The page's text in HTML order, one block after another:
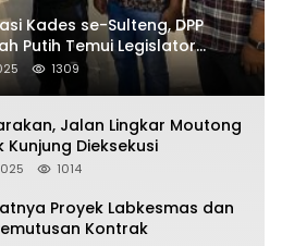
Kades se-Sulteng, DPP
Putih Temui Legislator
1309
Jalan Lingkar Moutong
Kunjung Dieksekusi
1014
Proyek Labkesmas dan
Kontrak